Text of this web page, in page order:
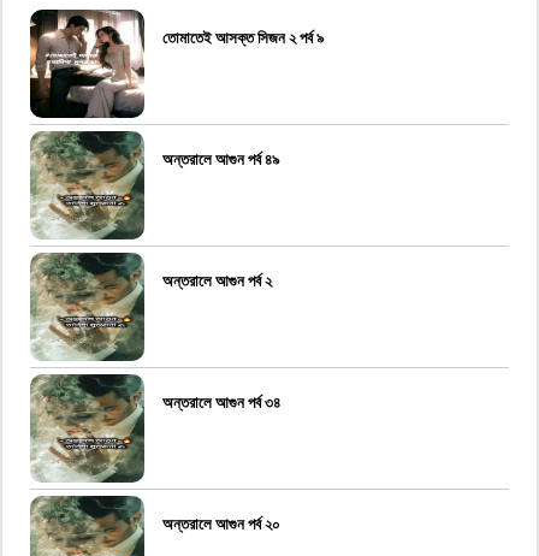
তোমাতেই আসক্ত সিজন ২ পর্ব ৯
অন্তরালে আগুন পর্ব ৪৯
অন্তরালে আগুন পর্ব ২
অন্তরালে আগুন পর্ব ৩৪
অন্তরালে আগুন পর্ব ২০